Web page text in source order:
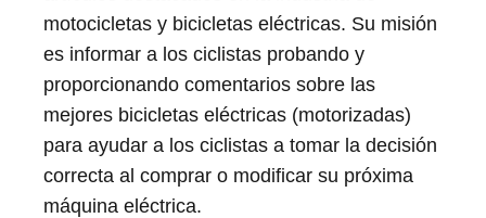
motocicletas y bicicletas eléctricas. Su misión
es informar a los ciclistas probando y
proporcionando comentarios sobre las
mejores bicicletas eléctricas (motorizadas)
para ayudar a los ciclistas a tomar la decisión
correcta al comprar o modificar su próxima
máquina eléctrica.